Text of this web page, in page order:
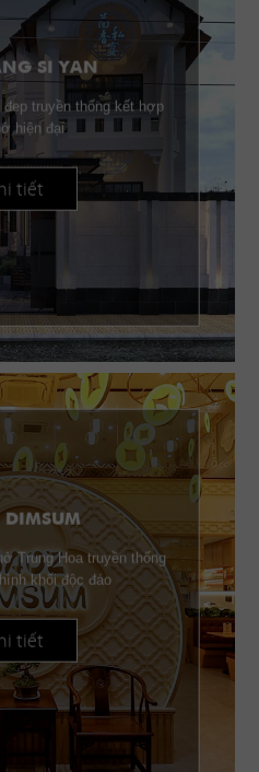
SI YAN
truyền thống kết hợp
hiện đại
tiết
DIMSUM
Trung Hoa truyền thống
khối độc đáo
tiết